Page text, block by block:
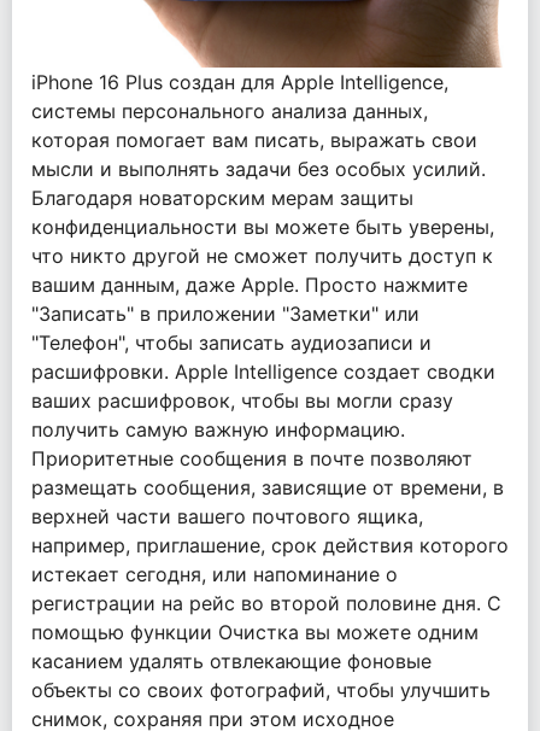
iPhone 16 Plus создан для Apple Intelligence,
системы персонального анализа данных,
которая помогает вам писать, выражать свои
мысли и выполнять задачи без особых усилий.
Благодаря новаторским мерам защиты
конфиденциальности вы можете быть уверены,
что никто другой не сможет получить доступ к
вашим данным, даже Apple. Просто нажмите
"Записать" в приложении "Заметки" или
"Телефон", чтобы записать аудиозаписи и
расшифровки. Apple Intelligence создает сводки
ваших расшифровок, чтобы вы могли сразу
получить самую важную информацию.
Приоритетные сообщения в почте позволяют
размещать сообщения, зависящие от времени, в
верхней части вашего почтового ящика,
например, приглашение, срок действия которого
истекает сегодня, или напоминание о
регистрации на рейс во второй половине дня. С
помощью функции Очистка вы можете одним
касанием удалять отвлекающие фоновые
объекты со своих фотографий, чтобы улучшить
снимок, сохраняя при этом исходное